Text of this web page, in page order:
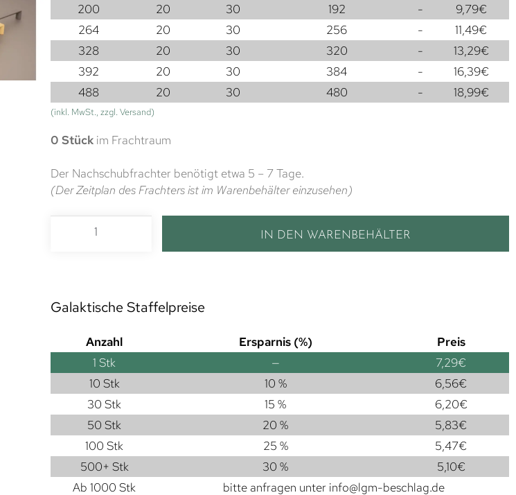
200
20 30 192 - 9,79€
264
20 30 256 - 11,49€
328
20 30 320 - 13,29€
392
20 30 384 - 16,39€
488
20 30 480 - 18,99€
(inkl. MwSt., zzgl. Versand)
0 Stück im Frachtraum
Der Nachschubfrachter benötigt etwa 5 – 7 Tage.
(Der Zeitplan des Frachters ist im Warenbehälter einzusehen)
IN DEN WARENBEHÄLTER
Galaktische Staffelpreise
Anzahl Ersparnis (%)
Preis
1 Stk — 7,29€
10 Stk
10 % 6,56€
30 Stk
15 % 6,20€
50 Stk
20 % 5,83€
100 Stk
25 % 5,47€
500+ Stk
30 % 5,10€
Ab 1000 Stk
bitte anfragen unter info@lgm-beschlag.de